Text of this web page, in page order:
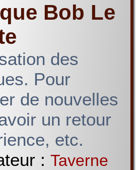
Bob Le
des
Pour
de nouvelles
un retour
etc.
: Taverne